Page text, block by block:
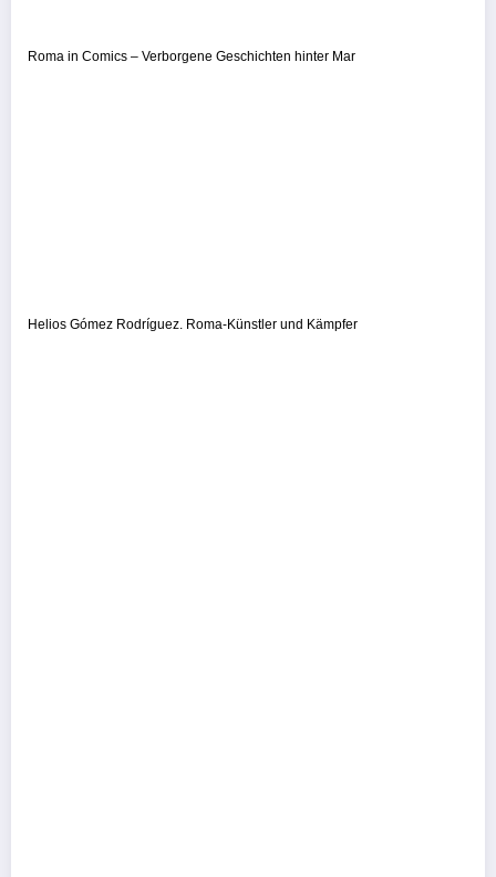
Roma in Comics – Verborgene Geschichten hinter Mar
Helios Gómez Rodríguez. Roma-Künstler und Kämpfer